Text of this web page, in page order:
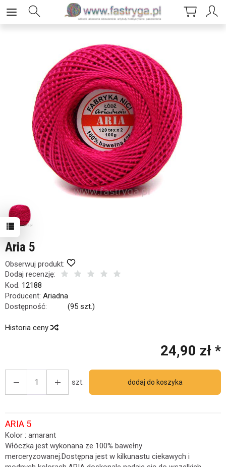
Aria 5
Obserwuj produkt:
Dodaj recenzję:
Kod: 12188
Producent: Ariadna
Dostępność:
(95 szt.)
Historia ceny
24,90 zł *
szt. dodaj do koszyka
ARIA 5
Kolor : amarant
Włóczka jest wykonana ze 100% bawełny
merceryzowanej.Dostępna jest w kilkunastu ciekawych i